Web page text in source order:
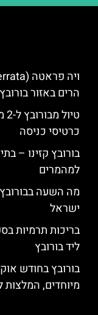
הרים באזור בורובץ
כרטיסי כניסה
בורובץ קזינו –
למהמרים
מה השעה
ישראל
ליד בורובץ
בורובץ בחודש
מיוחדים, המלצות